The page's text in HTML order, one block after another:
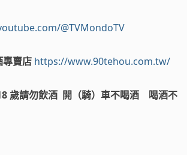
@TVMondoTV
專賣店 https://www.90tehou.com.tw/
歲請勿飲酒 開（騎）車不喝酒 喝酒不